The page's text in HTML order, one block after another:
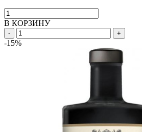
В КОРЗИНУ
- +
-15%